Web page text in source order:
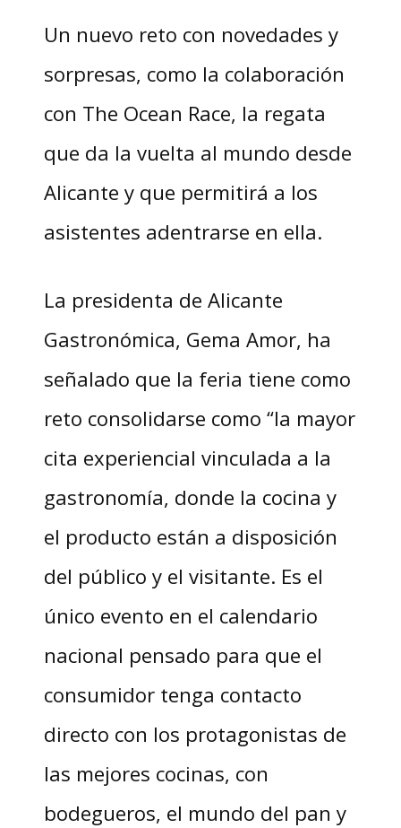
Un nuevo reto con novedades y
sorpresas, como la colaboración
con The Ocean Race, la regata
que da la vuelta al mundo desde
Alicante y que permitirá a los
asistentes adentrarse en ella.
La presidenta de Alicante
Gastronómica, Gema Amor, ha
señalado que la feria tiene como
reto consolidarse como “la mayor
cita experiencial vinculada a la
gastronomía, donde la cocina y
el producto están a disposición
del público y el visitante. Es el
único evento en el calendario
nacional pensado para que el
consumidor tenga contacto
directo con los protagonistas de
las mejores cocinas, con
bodegueros, el mundo del pan y